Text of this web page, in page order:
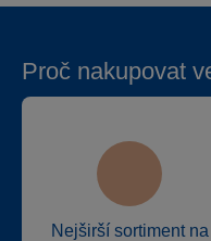
Proč nakupovat
Nejširší sortiment na